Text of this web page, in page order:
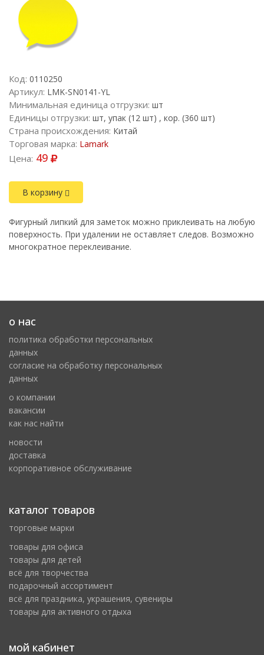
Код: 0110250
Артикул: LMK-SN0141-YL
Минимальная единица отгрузки: шт
Единицы отгрузки: шт, упак (12 шт) , кор. (360 шт)
Страна происхождения: Китай
Торговая марка: Lamark
Цена: 49
В корзину
Фигурный липкий для заметок можно приклеивать на любую
поверхность. При удалении не оставляет следов. Возможно
многократное переклеивание.
о нас
политика обработки персональных
данных
cогласие на обработку персональных
данных
о компании
вакансии
как нас найти
новости
доставка
корпоративное обслуживание
каталог товаров
торговые марки
товары для офиса
товары для детей
всё для творчества
подарочный ассортимент
всё для праздника, украшения, сувениры
товары для активного отдыха
мой кабинет